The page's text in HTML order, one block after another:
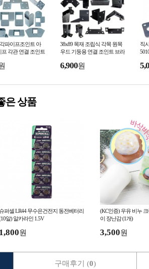
파이프조인트 아
프 각관 연결 조인트
38x89 목재 조립식 각목 원목
우드 기둥용 연결 조인트 브라
6,900원
직
프
은 상품
퍼셀 LR44 무수은건전지 동전베터리
알) 알카라인 1.5V
1,800원
(KC인증) 우유 비누
이 장난감 (1개)
3,500원
구매후기 (0)